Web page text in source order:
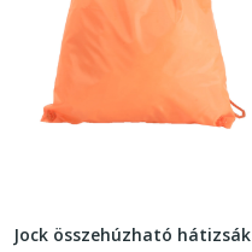
Jock összehúzható hátizsák